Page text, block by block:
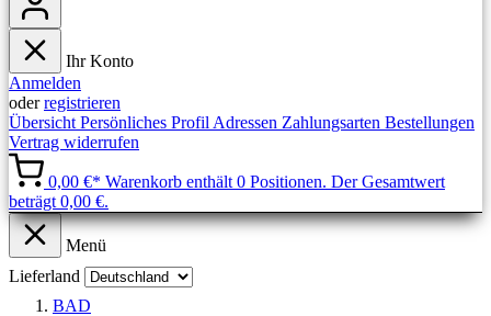
Ihr Konto
Anmelden
oderregistrieren
Übersicht Persönliches Profil Adressen Zahlungsarten Bestellungen
Vertrag widerrufen
0,00 €* Warenkorb enthält 0 Positionen. Der Gesamtwert
beträgt 0,00 €.
Menü
Lieferland
BAD